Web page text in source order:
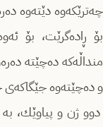
چەترێکەوە دێتەوە
بۆ ڕادەگرێت، بۆ
منداڵەکە ده‌چێته‌
و دەچێتەوە جێگاکەی
دوو ژن و پیاوێك،